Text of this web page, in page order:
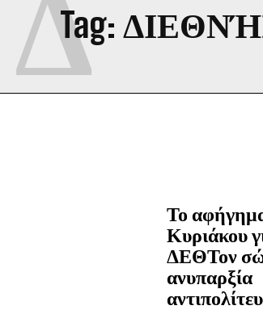
Tag:
Το
Κυριάκου
ΔΕΘΤον
ανυπαρξία